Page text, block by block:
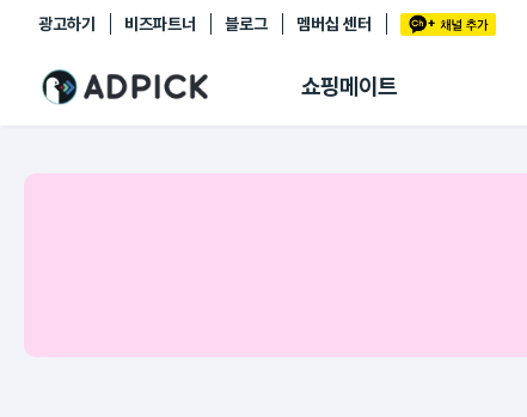
광고하기 비즈파트너 블로그 멤버십 센터
쇼핑메이트
추천상품
쇼핑 에이전트
링크관리